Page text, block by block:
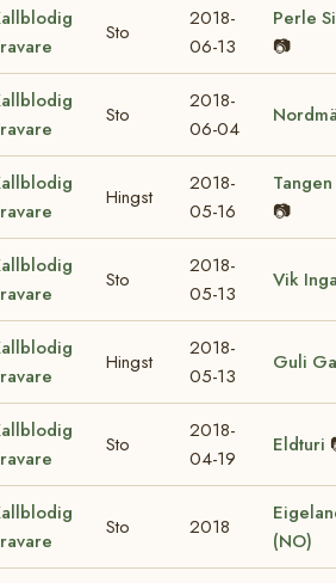
Sto
2018-
06-13
Perle
📷
Sto
2018-
06-04
Hingst
2018-
05-16
📷
Sto
2018-
05-13
Vik
Hingst
2018-
05-13
Guli
Sto
2018-
04-19
Eldturi
Sto 2018
(NO)